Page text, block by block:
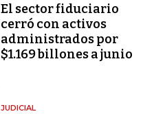
El sector fiduciario
cerró con activos
administrados por
$1.169 billones a junio
JUDICIAL